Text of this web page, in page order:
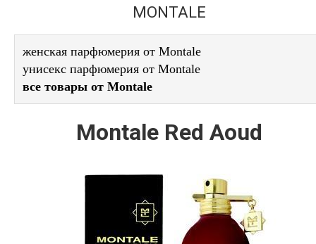
ДЕКОРАТИВНАЯ КОСМЕТИКА
MONTALE
женская парфюмерия от Montale
унисекс парфюмерия от Montale
все товары от Montale
Montale Red Aoud